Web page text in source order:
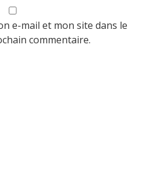
e-mail et mon site dans le
commentaire.